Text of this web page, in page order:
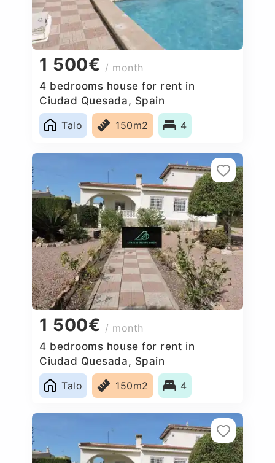
1 500€ / month
4 bedrooms house for rent in
Ciudad Quesada, Spain
Talo
150m2 4
1 500€ / month
4 bedrooms house for rent in
Ciudad Quesada, Spain
Talo
150m2 4